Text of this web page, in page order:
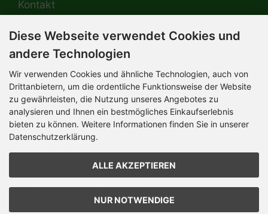
Kontakt
HERMANN-Spielwaren GmbH
Werksverkauf / Postadresse:
Im Grund 9-11
Mo-Do 8.00 bis 16.30 Uhr
Bürozeiten:
Mo-Do 8.00 bis 16.30 Uhr
Fr 8.00 bis 12.30 Uhr
+49 (0) 09561 85900
info@hermann.de
Geschäftsführer
Martin Hermann
Handelsregister Amtsgericht Coburg
Diese Webseite verwendet Cookies und
andere Technologien
Wir verwenden Cookies und ähnliche Technologien, auch von
Drittanbietern, um die ordentliche Funktionsweise der Website
zu gewährleisten, die Nutzung unseres Angebotes zu
analysieren und Ihnen ein bestmögliches Einkaufserlebnis
bieten zu können. Weitere Informationen finden Sie in unserer
Datenschutzerklärung.
ALLE AKZEPTIEREN
NUR NOTWENDIGE